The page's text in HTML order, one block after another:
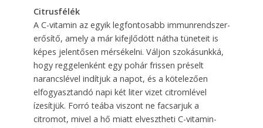
Citrusfélék
A C-vitamin az egyik legfontosabb immunrendszer-
erősítő, amely a már kifejlődött nátha tüneteit is
képes jelentősen mérsékelni. Váljon szokásunkká,
hogy reggelenként egy pohár frissen préselt
narancslével indítjuk a napot, és a kötelezően
elfogyasztandó napi két liter vizet citromlével
ízesítjük. Forró teába viszont ne facsarjuk a
citromot, mivel a hő miatt elvesztheti C-vitamin-